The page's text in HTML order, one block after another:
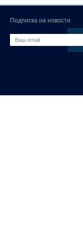
Подписка на новости